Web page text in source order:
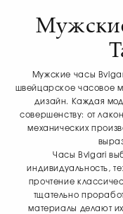
Мужские часы
швейцарское часовое
дизайн. Каждая
совершенству: от
механических
Часы Bvlgari
индивидуальность,
прочтение
тщательно
материалы делают